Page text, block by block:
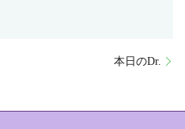
本日のDr.